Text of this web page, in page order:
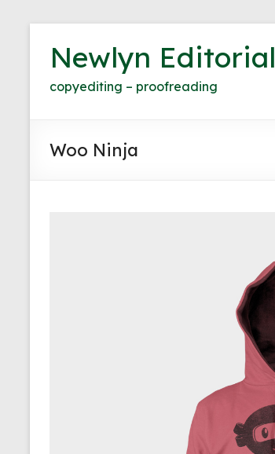
content
Newlyn Editorial
copyediting – proofreading
Woo Ninja